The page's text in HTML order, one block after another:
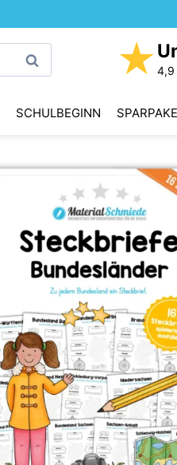
Suchen ★ 4,9
SCHULBEGINN